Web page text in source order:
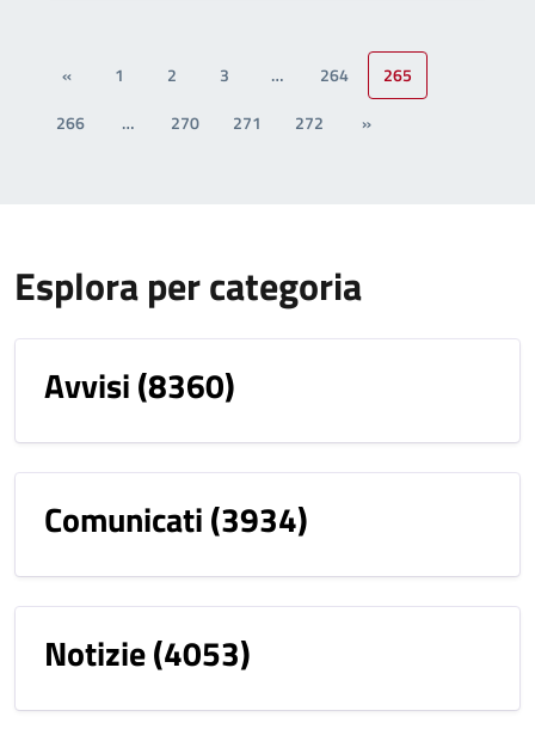
« 1 2 3 … 264
265
266
… 270 271 272 »
Esplora per categoria
Avvisi(8360)
Comunicati(3934)
Notizie(4053)